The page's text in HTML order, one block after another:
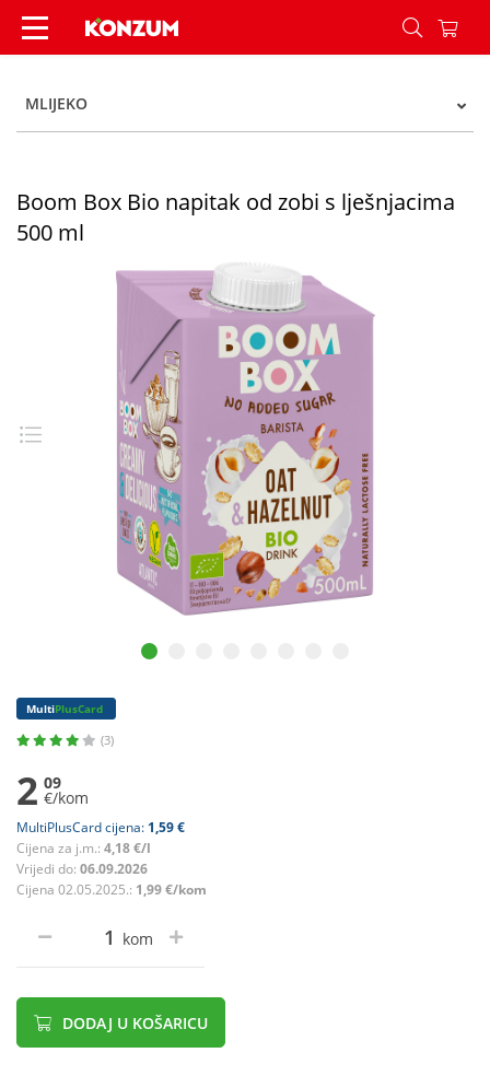
Boom Box Bio napitak od zobi s lješnjacima 500
MLIJEKO
Boom Box Bio napitak od zobi s lješnjacima
500 ml
MultiPlusCard
(3)
2 09
€/kom
MultiPlusCard cijena: 1,59 €
Cijena za j.m.: 4,18 €/l
Vrijedi do: 06.09.2026
Cijena 02.05.2025.: 1,99 €/kom
kom
DODAJ U KOŠARICU